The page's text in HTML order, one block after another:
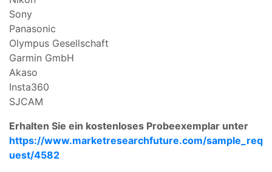
Sony
Panasonic
Olympus Gesellschaft
Garmin GmbH
Akaso
Insta360
SJCAM
Erhalten Sie ein kostenloses Probeexemplar unter
https://www.marketresearchfuture.com/sample_req
uest/4582